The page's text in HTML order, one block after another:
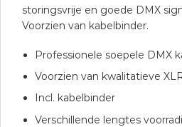
storingsvrije en goede DMX
Voorzien van kabelbinder.
Professionele soepele DMX
Voorzien van kwalitatieve
Incl. kabelbinder
Verschillende lengtes